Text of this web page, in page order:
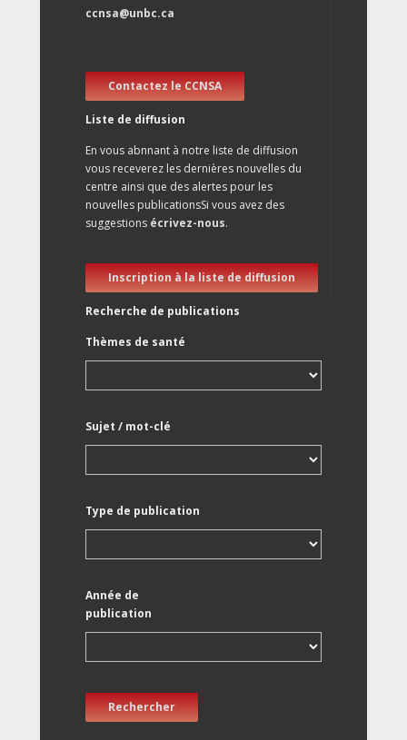
ccnsa@unbc.ca
Contactez le CCNSA
Liste de diffusion
En vous abnnant à notre liste de diffusion
vous receverez les dernières nouvelles du
centre ainsi que des alertes pour les
nouvelles publicationsSi vous avez des
suggestions écrivez-nous.
Inscription à la liste de diffusion
Recherche de publications
Thèmes de santé
Sujet / mot-clé
Type de publication
Année de
publication
Rechercher